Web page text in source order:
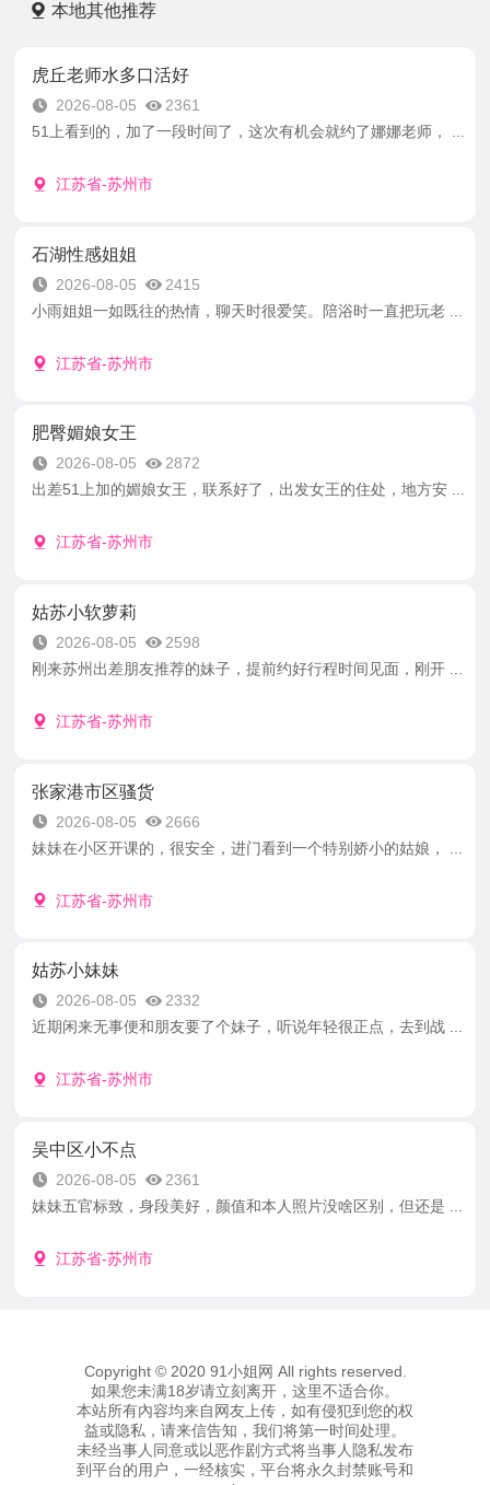
本地其他推荐
虎丘老师水多口活好
2026-08-05
2361
51上看到的，加了一段时间了，这次有机会就约了娜娜老师， ...
江苏省-苏州市
石湖性感姐姐
2026-08-05
2415
小雨姐姐一如既往的热情，聊天时很爱笑。陪浴时一直把玩老 ...
江苏省-苏州市
肥臀媚娘女王
2026-08-05
2872
出差51上加的媚娘女王，联系好了，出发女王的住处，地方安 ...
江苏省-苏州市
姑苏小软萝莉
2026-08-05
2598
刚来苏州出差朋友推荐的妹子，提前约好行程时间见面，刚开 ...
江苏省-苏州市
张家港市区骚货
2026-08-05
2666
妹妹在小区开课的，很安全，进门看到一个特别娇小的姑娘， ...
江苏省-苏州市
姑苏小妹妹
2026-08-05
2332
近期闲来无事便和朋友要了个妹子，听说年轻很正点，去到战 ...
江苏省-苏州市
吴中区小不点
2026-08-05
2361
妹妹五官标致，身段美好，颜值和本人照片没啥区别，但还是 ...
江苏省-苏州市
Copyright © 2020 91小姐网 All rights reserved.
如果您未满18岁请立刻离开，这里不适合你。
本站所有內容均来自网友上传，如有侵犯到您的权
益或隐私，请来信告知，我们将第一时间处理。
未经当事人同意或以恶作剧方式将当事人隐私发布
到平台的用户，一经核实，平台将永久封禁账号和